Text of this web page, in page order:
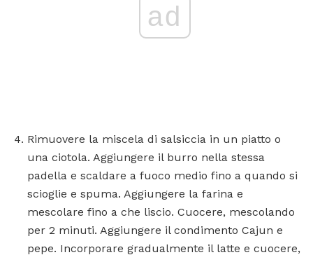
ad
Rimuovere la miscela di salsiccia in un piatto o
una ciotola. Aggiungere il burro nella stessa
padella e scaldare a fuoco medio fino a quando si
scioglie e spuma. Aggiungere la farina e
mescolare fino a che liscio. Cuocere, mescolando
per 2 minuti. Aggiungere il condimento Cajun e
pepe. Incorporare gradualmente il latte e cuocere,